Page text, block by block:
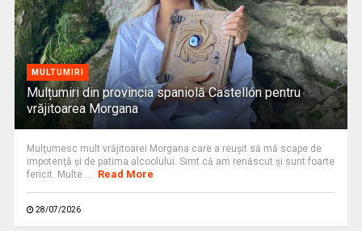
MULTUMIRI
Mulțumiri din provincia spaniolă Castellón pentru
vrăjitoarea Morgana
Mulţumesc mult vrăjitoarei Morgana care a reuşit să mă scape de
impotenţă şi de patima alcoolului. Simt că am renăscut şi sunt foarte
fericit. Multe ...
Read More
28/07/2026